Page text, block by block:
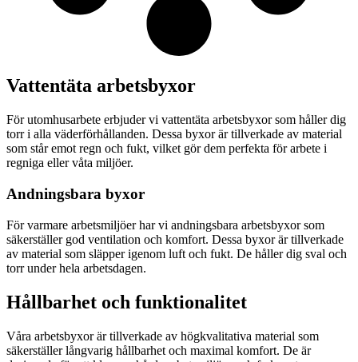
Vattentäta arbetsbyxor
För utomhusarbete erbjuder vi vattentäta arbetsbyxor som håller dig
torr i alla väderförhållanden. Dessa byxor är tillverkade av material
som står emot regn och fukt, vilket gör dem perfekta för arbete i
regniga eller våta miljöer.
Andningsbara byxor
För varmare arbetsmiljöer har vi andningsbara arbetsbyxor som
säkerställer god ventilation och komfort. Dessa byxor är tillverkade
av material som släpper igenom luft och fukt. De håller dig sval och
torr under hela arbetsdagen.
Hållbarhet och funktionalitet
Våra arbetsbyxor är tillverkade av högkvalitativa material som
säkerställer långvarig hållbarhet och maximal komfort. De är